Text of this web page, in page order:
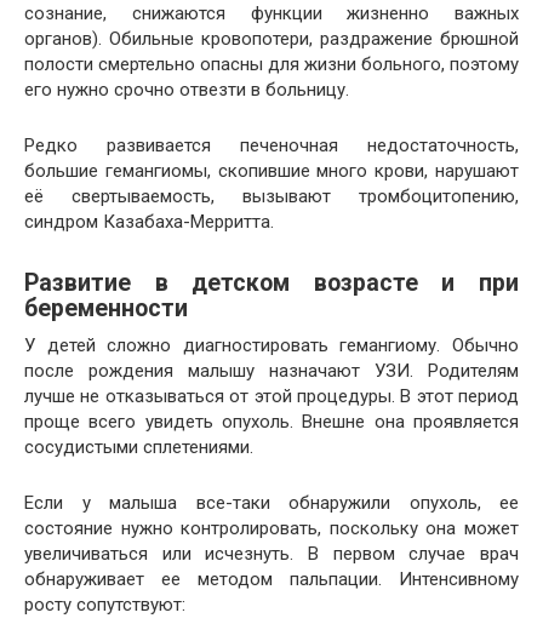
сознание, снижаются функции жизненно важных
органов). Обильные кровопотери, раздражение брюшной
полости смертельно опасны для жизни больного, поэтому
его нужно срочно отвезти в больницу.
Редко развивается печеночная недостаточность,
большие гемангиомы, скопившие много крови, нарушают
её свертываемость, вызывают тромбоцитопению,
синдром Казабаха-Мерритта.
Развитие в детском возрасте и при
беременности
У детей сложно диагностировать гемангиому. Обычно
после рождения малышу назначают УЗИ. Родителям
лучше не отказываться от этой процедуры. В этот период
проще всего увидеть опухоль. Внешне она проявляется
сосудистыми сплетениями.
Если у малыша все-таки обнаружили опухоль, ее
состояние нужно контролировать, поскольку она может
увеличиваться или исчезнуть. В первом случае врач
обнаруживает ее методом пальпации. Интенсивному
росту сопутствуют: